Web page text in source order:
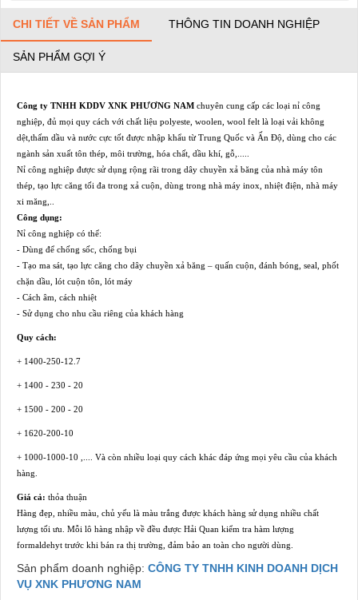
CHI TIẾT VỀ SẢN PHẨM THÔNG TIN DOANH NGHIỆP
SẢN PHẨM GỢI Ý
Công ty TNHH KDDV XNK PHƯƠNG NAM chuyên cung cấp các loại nỉ công
nghiệp, đủ mọi quy cách với chất liệu polyeste, woolen, wool felt là loại vải không
dệt,thấm dầu và nước cực tốt được nhập khẩu từ Trung Quốc và Ấn Độ, dùng cho các
ngành sản xuất tôn thép, môi trường, hóa chất, dầu khí, gỗ,.....
Nỉ công nghiệp được sử dụng rộng rãi trong dây chuyền xả băng của nhà máy tôn
thép, tạo lực căng tối đa trong xả cuộn, dùng trong nhà máy inox, nhiệt điện, nhà máy
xi măng,..
Công dụng:
Nỉ công nghiệp có thể:
- Dùng để chống sốc, chống bụi
- Tạo ma sát, tạo lực căng cho dây chuyền xả băng – quấn cuộn, đánh bóng, seal, phốt
chặn dầu, lót cuộn tôn, lót máy
- Cách âm, cách nhiệt
- Sử dụng cho nhu cầu riêng của khách hàng
Quy cách:
+ 1400-250-12.7
+ 1400 - 230 - 20
+ 1500 - 200 - 20
+ 1620-200-10
+ 1000-1000-10 ,.... Và còn nhiều loại quy cách khác đáp ứng mọi yêu cầu của khách
hàng.
Giá cả: thỏa thuận
Hàng đẹp, nhiều màu, chủ yếu là màu trắng được khách hàng sử dụng nhiều chất
lượng tối ưu. Mỗi lô hàng nhập về đều được Hải Quan kiểm tra hàm lượng
formaldehyt trước khi bán ra thị trường, đảm bảo an toàn cho người dùng.
Sản phẩm doanh nghiệp: CÔNG TY TNHH KINH DOANH DỊCH
VỤ XNK PHƯƠNG NAM